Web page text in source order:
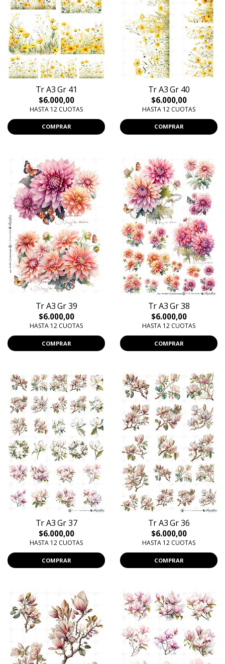
Tr A3 Gr 41
$6.000,00
HASTA 12 CUOTAS
COMPRAR
Tr A3 Gr 40
$6.000,00
HASTA 12 CUOTAS
COMPRAR
Tr A3 Gr 39
$6.000,00
HASTA 12 CUOTAS
COMPRAR
Tr A3 Gr 38
$6.000,00
HASTA 12 CUOTAS
COMPRAR
Tr A3 Gr 37
$6.000,00
HASTA 12 CUOTAS
COMPRAR
Tr A3 Gr 36
$6.000,00
HASTA 12 CUOTAS
COMPRAR